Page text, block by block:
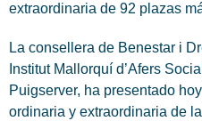
extraordinaria de 92 plazas
La consellera de Benestar i
Institut Mallorquí d’Afers
Puigserver, ha presentado
ordinaria y extraordinaria de